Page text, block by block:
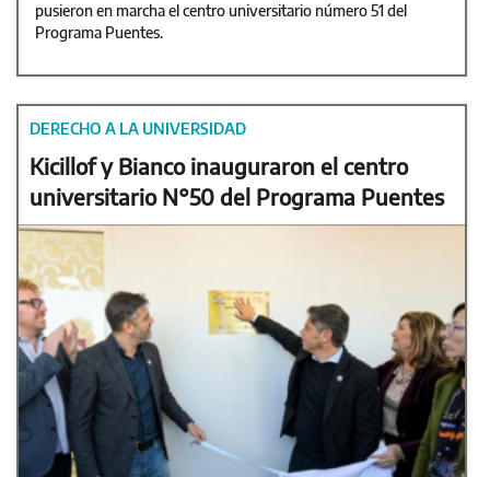
pusieron en marcha el centro universitario número 51 del
Programa Puentes.
DERECHO A LA UNIVERSIDAD
Kicillof y Bianco inauguraron el centro
universitario N°50 del Programa Puentes